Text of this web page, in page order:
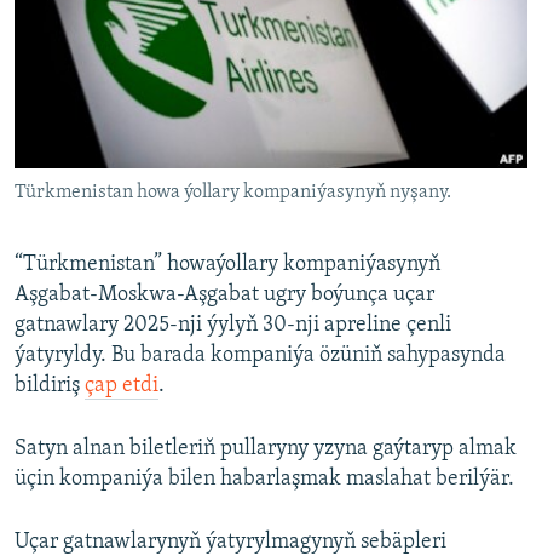
Türkmenistan howa ýollary kompaniýasynyň nyşany.
“Türkmenistan” howaýollary kompaniýasynyň
Aşgabat-Moskwa-Aşgabat ugry boýunça uçar
gatnawlary 2025-nji ýylyň 30-nji apreline çenli
ýatyryldy. Bu barada kompaniýa özüniň sahypasynda
bildiriş çap etdi.
Satyn alnan biletleriň pullaryny yzyna gaýtaryp almak
üçin kompaniýa bilen habarlaşmak maslahat berilýär.
Uçar gatnawlarynyň ýatyrylmagynyň sebäpleri